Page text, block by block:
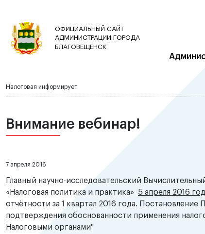
ОФИЦИАЛЬНЫЙ САЙТ
АДМИНИСТРАЦИИ ГОРОДА
БЛАГОВЕЩЕНСК
Налоговая информирует
Внимание вебинар!
7 апреля 2016
Главный научно-исследовательский
«Налоговая политика и практика» 5 апреля 2016
отчётности за 1 квартал 2016 года.
подтверждения обоснованности применения
Налоговыми органами"